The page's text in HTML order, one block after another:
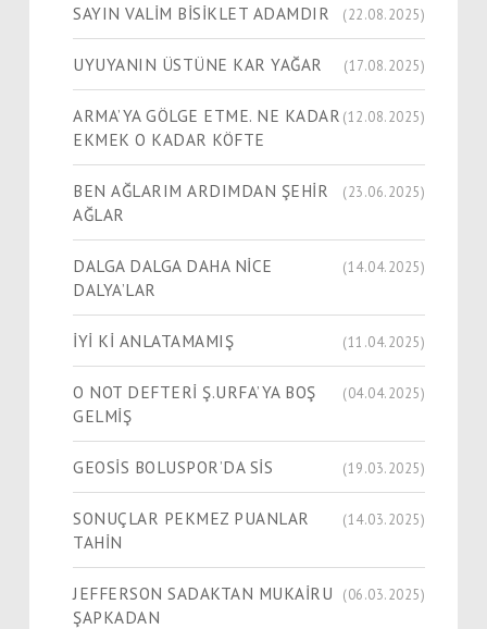
SAYIN VALİM BİSİKLET ADAMDIR (22.08.2025)
UYUYANIN ÜSTÜNE KAR YAĞAR (17.08.2025)
ARMA’YA GÖLGE ETME. NE KADAR
EKMEK O KADAR KÖFTE
(12.08.2025)
BEN AĞLARIM ARDIMDAN ŞEHİR
AĞLAR
(23.06.2025)
DALGA DALGA DAHA NİCE
DALYA’LAR
(14.04.2025)
İYİ Kİ ANLATAMAMIŞ (11.04.2025)
O NOT DEFTERİ Ş.URFA’YA BOŞ
GELMİŞ
(04.04.2025)
GEOSİS BOLUSPOR’DA SİS (19.03.2025)
SONUÇLAR PEKMEZ PUANLAR
TAHİN
(14.03.2025)
JEFFERSON SADAKTAN MUKAİRU
ŞAPKADAN
(06.03.2025)